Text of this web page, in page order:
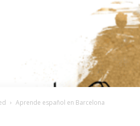
Aprende español en Barcelona